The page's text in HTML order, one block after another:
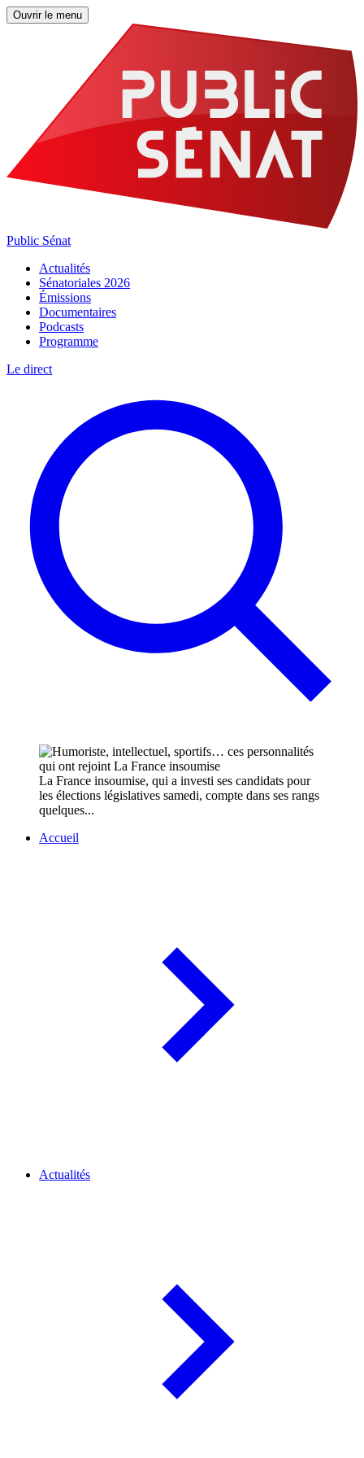
Ouvrir le menu
Public Sénat
Actualités
Sénatoriales 2026
Émissions
Documentaires
Podcasts
Programme
Le direct
La France insoumise, qui a investi ses candidats pour
les élections législatives samedi, compte dans ses rangs
quelques...
Accueil
Actualités